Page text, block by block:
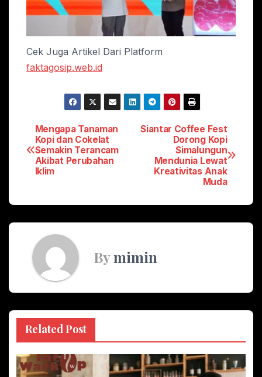
Cek Juga Artikel Dari Platform
faktagosip.web.id
Post
navigation
Siantar Coffee Fest
Dorong Kopi
Simalungun
Mendunia Lewat
Kreativitas Anak
Muda
Mengapa Tanaman
Kopi dan Cokelat
Semakin Terancam
Akibat Perubahan
Iklim
Bymimin
Related Post